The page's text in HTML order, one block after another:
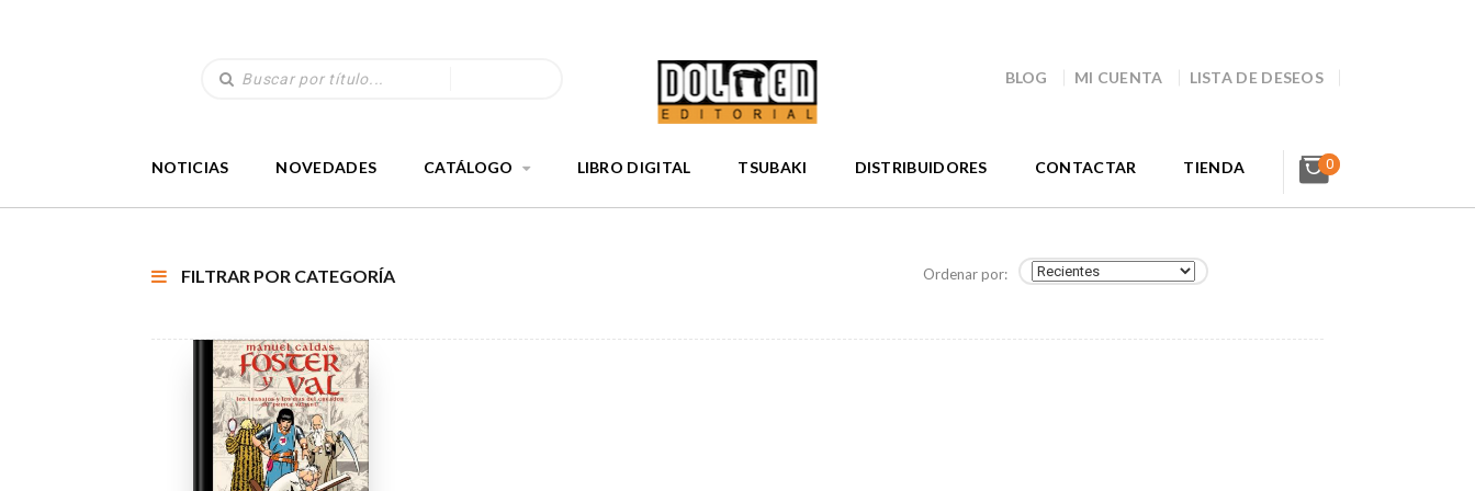
BLOG MI CUENTA LISTA DE DESEOS
NOTICIAS NOVEDADES CATÁLOGO LIBRO DIGITAL TSUBAKI DISTRIBUIDORES CONTACTAR TIENDA 0
FILTRAR POR CATEGORÍA Ordenar por: